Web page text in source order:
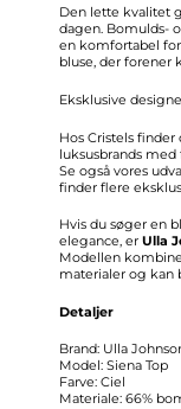
Den lette kvalitet
dagen. Bomulds-
en komfortabel
bluse, der forener
Eksklusive
Hos Cristels
luksusbrands
Se også vores
finder flere
Hvis du søger en
elegance, er Ulla
Modellen
materialer og kan
Detaljer
Brand: Ulla
Model: Siena Top
Farve: Ciel
Materiale: 66%